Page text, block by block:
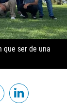
que ser de una